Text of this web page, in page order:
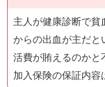
主人が健康診断で
からの出血が主だと
活費が賄えるのかと
加入保険の保証内容